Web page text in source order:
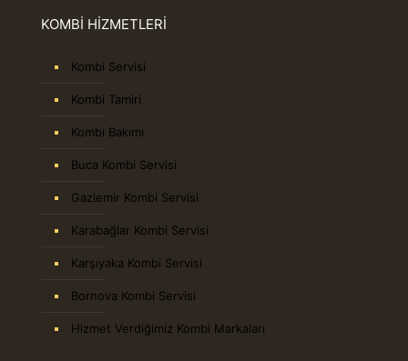
KOMBİ HİZMETLERİ
Kombi Servisi
Kombi Tamiri
Kombi Bakımı
Buca Kombi Servisi
Gaziemir Kombi Servisi
Karabağlar Kombi Servisi
Karşıyaka Kombi Servisi
Bornova Kombi Servisi
Hizmet Verdiğimiz Kombi Markaları